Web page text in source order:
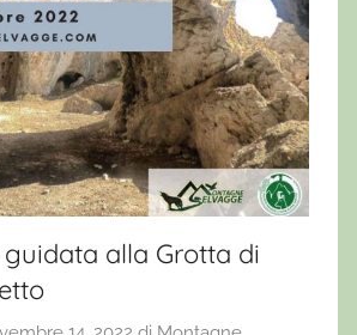
guidata alla Grotta di